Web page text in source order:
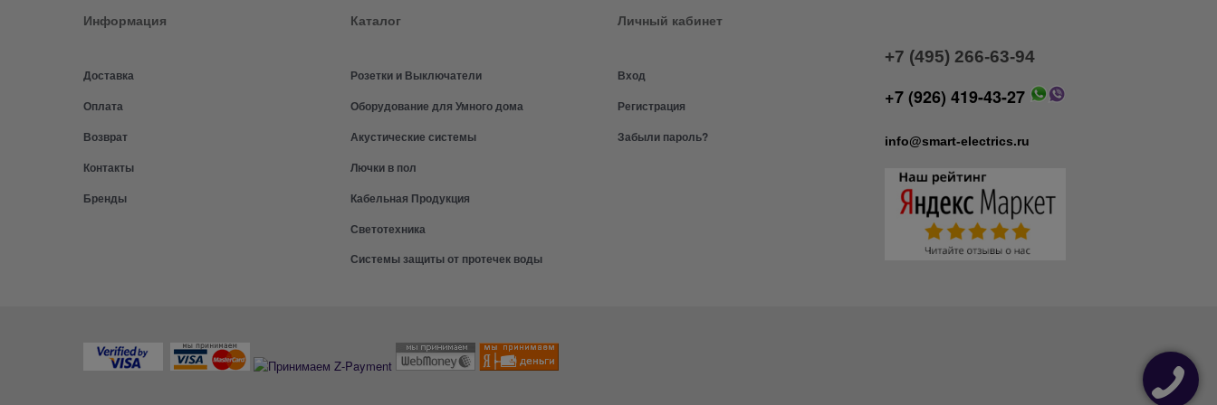
Информация
Доставка
Оплата
Возврат
Контакты
Бренды
Каталог
Розетки и Выключатели
Оборудование для Умного дома
Акустические системы
Лючки в пол
Кабельная Продукция
Светотехника
Системы защиты от протечек воды
Личный кабинет
Вход
Регистрация
Забыли пароль?
+7 (495) 266-63-94
+7 (926) 419-43-27
info@smart-electrics.ru